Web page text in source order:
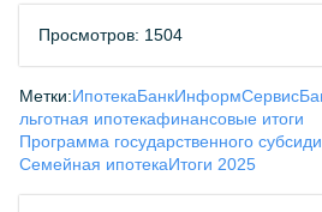
Просмотров: 1504
Метки:ИпотекаБанкИнформСервис
льготная ипотекафинансовые итоги
Программа государственного
Семейная ипотекаИтоги 2025